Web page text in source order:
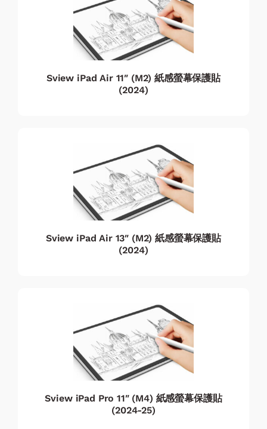
Sview iPad Air 11″ (M2) 紙感螢幕保護貼
(2024)
Sview iPad Air 13″ (M2) 紙感螢幕保護貼
(2024)
Sview iPad Pro 11″ (M4) 紙感螢幕保護貼
(2024-25)